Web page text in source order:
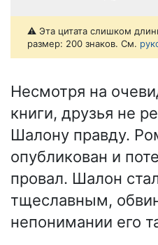
⚠️ Эта цитата слишком
размер: 200 знаков. См.
Несмотря на
книги, друзья не
Шалону правду.
опубликован и
провал. Шалон
тщеславным,
непонимании его